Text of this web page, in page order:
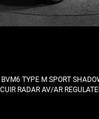
TYPE M SPORT
RADAR AV/AR